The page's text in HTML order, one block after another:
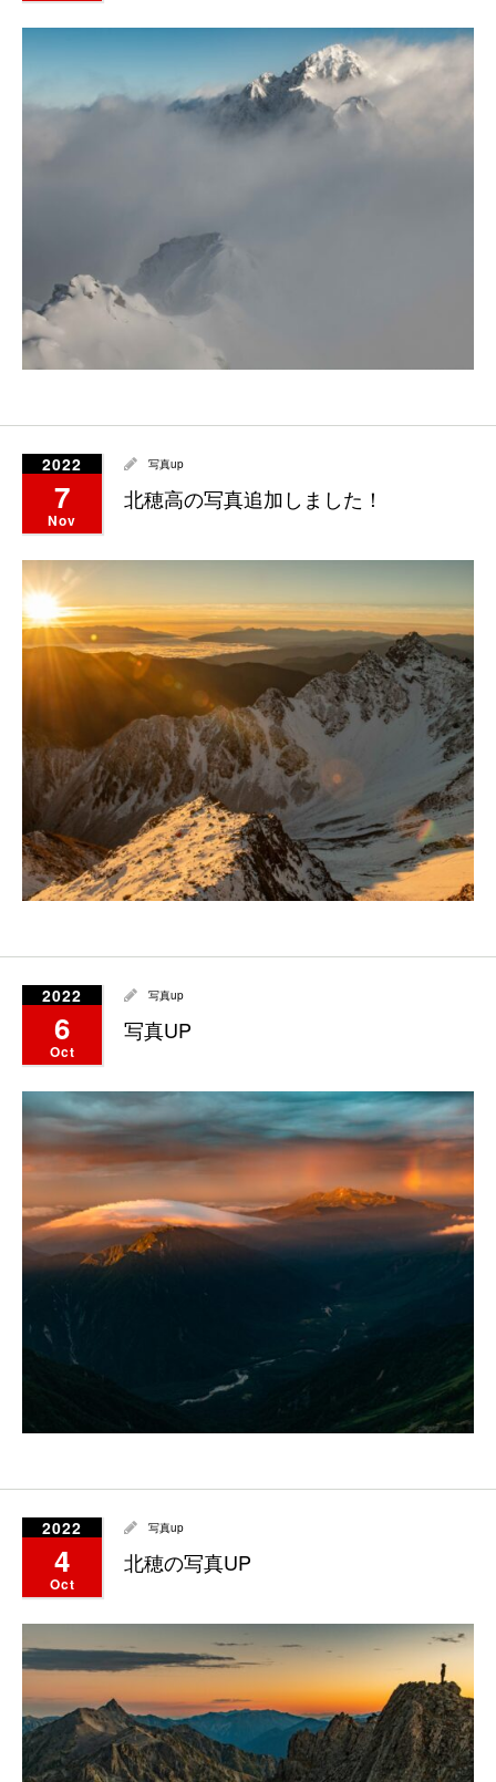
2022
7
Nov
写真up
北穂高の写真追加しました！
2022
6
Oct
写真up
写真UP
2022
4
Oct
写真up
北穂の写真UP